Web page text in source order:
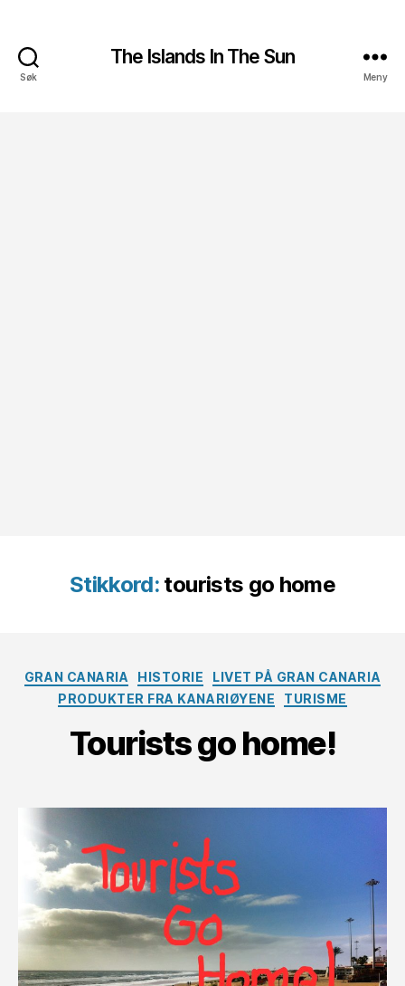
Søk
The Islands In The Sun
Meny
Stikkord: tourists go home
Kategorier
GRAN CANARIA HISTORIE
LIVET PÅ GRAN CANARIA
PRODUKTER FRA KANARIØYENE
TURISME
Tourists go home!